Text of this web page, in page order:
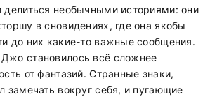
делиться необычными историями: они
в сновидениях, где она якобы
до них какие-то важные сообщения.
становилось всё сложнее
от фантазий. Странные знаки,
замечать вокруг себя, и пугающие